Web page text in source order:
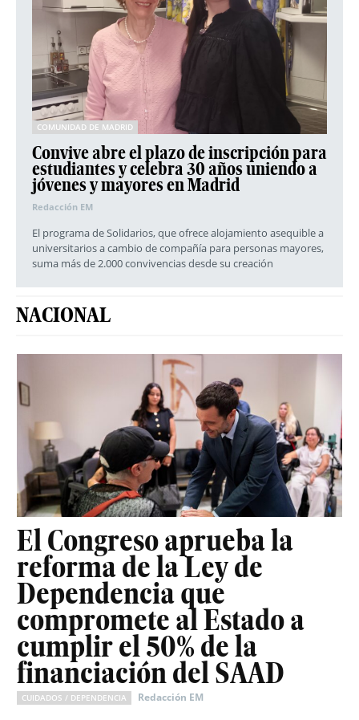
COMUNIDAD DE MADRID
Convive abre el plazo de inscripción para
estudiantes y celebra 30 años uniendo a
jóvenes y mayores en Madrid
Redacción EM
El programa de Solidarios, que ofrece alojamiento asequible a
universitarios a cambio de compañía para personas mayores,
suma más de 2.000 convivencias desde su creación
NACIONAL
El Congreso aprueba la
reforma de la Ley de
Dependencia que
compromete al Estado a
cumplir el 50% de la
financiación del SAAD
CUIDADOS / DEPENDENCIA Redacción EM